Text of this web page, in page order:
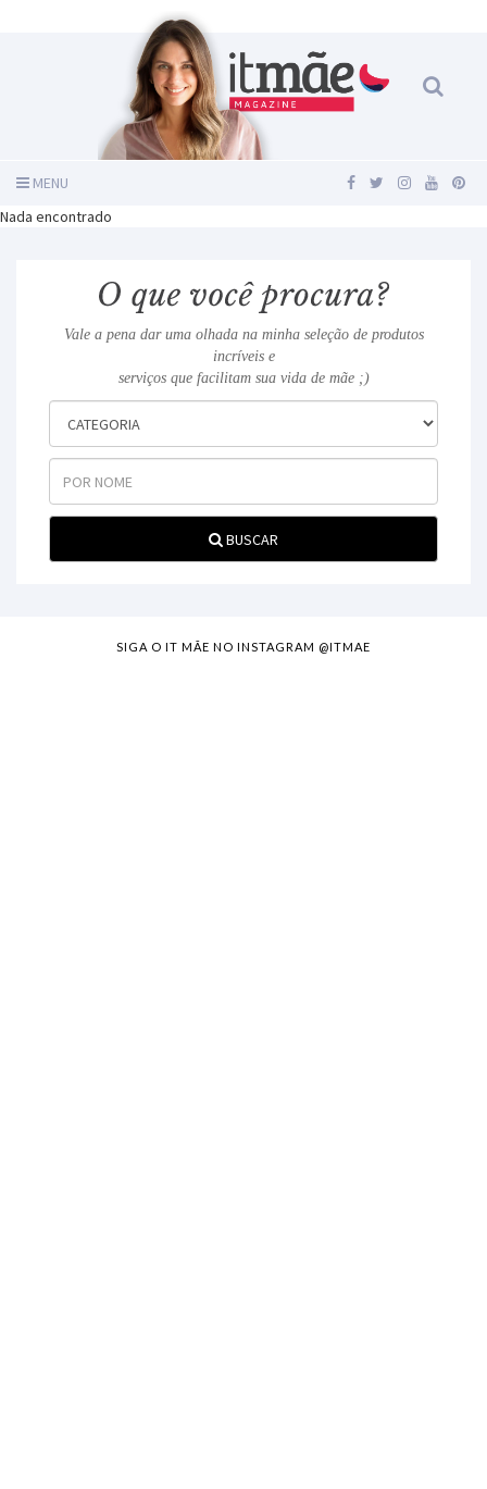
MENU
Nada encontrado
Vale a pena dar uma olhada na minha seleção de produtos
incríveis e
serviços que facilitam sua vida de mãe ;)
BUSCAR
SIGA O IT MÃE NO INSTAGRAM @ITMAE